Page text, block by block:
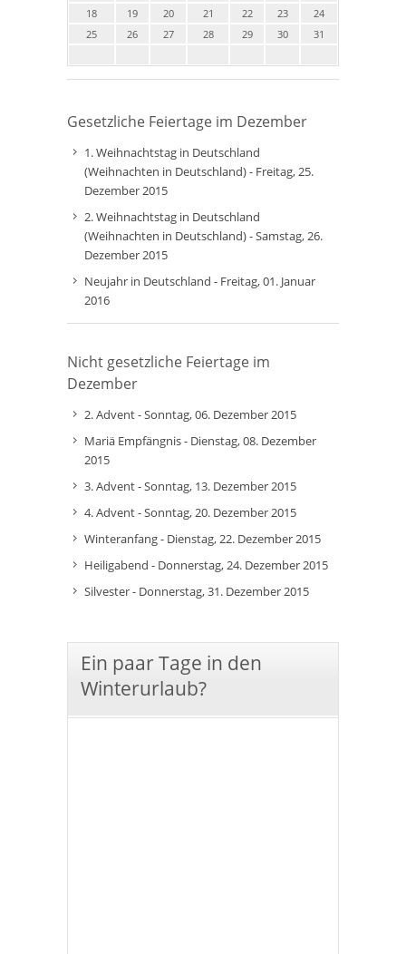
18
19 20 21 22 23
24
25
26 27 28 29 30 31
Gesetzliche Feiertage im Dezember
1. Weihnachtstag in Deutschland
(Weihnachten in Deutschland) - Freitag, 25.
Dezember 2015
2. Weihnachtstag in Deutschland
(Weihnachten in Deutschland) - Samstag, 26.
Dezember 2015
Neujahr in Deutschland - Freitag, 01. Januar
2016
Nicht gesetzliche Feiertage im
Dezember
2. Advent - Sonntag, 06. Dezember 2015
Mariä Empfängnis - Dienstag, 08. Dezember
2015
3. Advent - Sonntag, 13. Dezember 2015
4. Advent - Sonntag, 20. Dezember 2015
Winteranfang - Dienstag, 22. Dezember 2015
Heiligabend - Donnerstag, 24. Dezember 2015
Silvester - Donnerstag, 31. Dezember 2015
Ein paar Tage in den
Winterurlaub?